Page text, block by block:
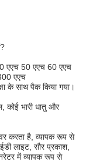
एएच 50 एएच 60 एएच
एएच
के साथ पैक किया गया।
कोई भारी धातु और
करता है, व्यापक रूप से
लाइट, सौर प्रकाश,
में व्यापक रूप से